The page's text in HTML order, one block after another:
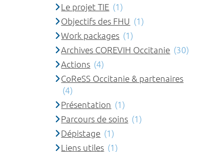
Le projet TIE (1)
Objectifs des FHU (1)
Work packages (1)
Archives COREVIH Occitanie (30)
Actions (4)
CoReSS Occitanie & partenaires
(4)
Présentation (1)
Parcours de soins (1)
Dépistage (1)
Liens utiles (1)